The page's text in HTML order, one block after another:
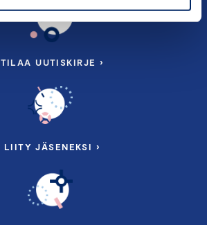
TILAA UUTISKIRJE ›
LIITY JÄSENEKSI ›